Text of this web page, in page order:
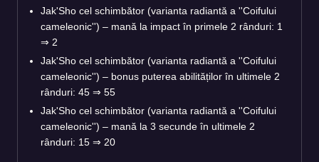
Jak'Sho cel schimbător (varianta radiantă a ''Coifului
cameleonic'') – mană la impact în primele 2 rânduri: 1
⇒ 2
Jak'Sho cel schimbător (varianta radiantă a ''Coifului
cameleonic'') – bonus puterea abilităților în ultimele 2
rânduri: 45 ⇒ 55
Jak'Sho cel schimbător (varianta radiantă a ''Coifului
cameleonic'') – mană la 3 secunde în ultimele 2
rânduri: 15 ⇒ 20